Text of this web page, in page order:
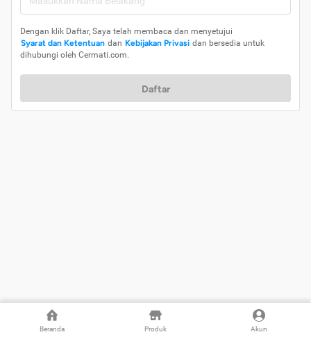
Beranda Produk Akun
Dengan klik Daftar, Saya telah membaca dan menyetujui
Syarat dan Ketentuan dan Kebijakan Privasi dan bersedia untuk
dihubungi oleh Cermati.com.
Daftar